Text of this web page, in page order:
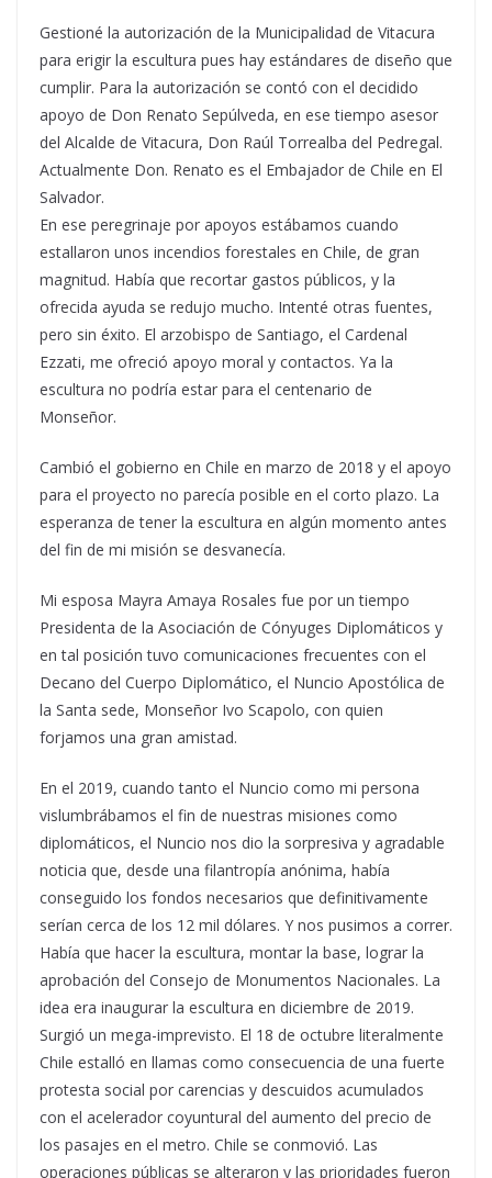
Gestioné la autorización de la Municipalidad de Vitacura
para erigir la escultura pues hay estándares de diseño que
cumplir. Para la autorización se contó con el decidido
apoyo de Don Renato Sepúlveda, en ese tiempo asesor
del Alcalde de Vitacura, Don Raúl Torrealba del Pedregal.
Actualmente Don. Renato es el Embajador de Chile en El
Salvador.
En ese peregrinaje por apoyos estábamos cuando
estallaron unos incendios forestales en Chile, de gran
magnitud. Había que recortar gastos públicos, y la
ofrecida ayuda se redujo mucho. Intenté otras fuentes,
pero sin éxito. El arzobispo de Santiago, el Cardenal
Ezzati, me ofreció apoyo moral y contactos. Ya la
escultura no podría estar para el centenario de
Monseñor.
Cambió el gobierno en Chile en marzo de 2018 y el apoyo
para el proyecto no parecía posible en el corto plazo. La
esperanza de tener la escultura en algún momento antes
del fin de mi misión se desvanecía.
Mi esposa Mayra Amaya Rosales fue por un tiempo
Presidenta de la Asociación de Cónyuges Diplomáticos y
en tal posición tuvo comunicaciones frecuentes con el
Decano del Cuerpo Diplomático, el Nuncio Apostólica de
la Santa sede, Monseñor Ivo Scapolo, con quien
forjamos una gran amistad.
En el 2019, cuando tanto el Nuncio como mi persona
vislumbrábamos el fin de nuestras misiones como
diplomáticos, el Nuncio nos dio la sorpresiva y agradable
noticia que, desde una filantropía anónima, había
conseguido los fondos necesarios que definitivamente
serían cerca de los 12 mil dólares. Y nos pusimos a correr.
Había que hacer la escultura, montar la base, lograr la
aprobación del Consejo de Monumentos Nacionales. La
idea era inaugurar la escultura en diciembre de 2019.
Surgió un mega-imprevisto. El 18 de octubre literalmente
Chile estalló en llamas como consecuencia de una fuerte
protesta social por carencias y descuidos acumulados
con el acelerador coyuntural del aumento del precio de
los pasajes en el metro. Chile se conmovió. Las
operaciones públicas se alteraron y las prioridades fueron